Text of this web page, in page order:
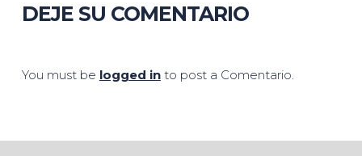
DEJE SU COMENTARIO
You must be logged into post a Comentario.